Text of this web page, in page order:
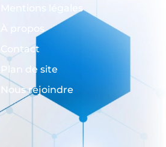
Mentions légales
À propos
Contact
Plan de site
Nous rejoindre